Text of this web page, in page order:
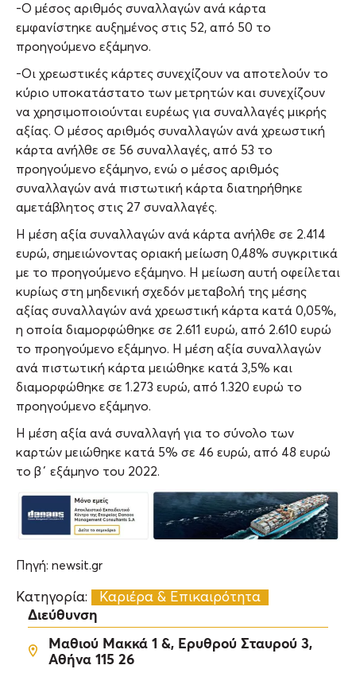
-Ο μέσος αριθμός συναλλαγών ανά κάρτα
εμφανίστηκε αυξημένος στις 52, από 50 το
προηγούμενο εξάμηνο.
-Οι χρεωστικές κάρτες συνεχίζουν να αποτελούν το
κύριο υποκατάστατο των μετρητών και συνεχίζουν
να χρησιμοποιούνται ευρέως για συναλλαγές μικρής
αξίας. Ο μέσος αριθμός συναλλαγών ανά χρεωστική
κάρτα ανήλθε σε 56 συναλλαγές, από 53 το
προηγούμενο εξάμηνο, ενώ ο μέσος αριθμός
συναλλαγών ανά πιστωτική κάρτα διατηρήθηκε
αμετάβλητος στις 27 συναλλαγές.
Η μέση αξία συναλλαγών ανά κάρτα ανήλθε σε 2.414
ευρώ, σημειώνοντας οριακή μείωση 0,48% συγκριτικά
με το προηγούμενο εξάμηνο. Η μείωση αυτή οφείλεται
κυρίως στη μηδενική σχεδόν μεταβολή της μέσης
αξίας συναλλαγών ανά χρεωστική κάρτα κατά 0,05%,
η οποία διαμορφώθηκε σε 2.611 ευρώ, από 2.610 ευρώ
το προηγούμενο εξάμηνο. Η μέση αξία συναλλαγών
ανά πιστωτική κάρτα μειώθηκε κατά 3,5% και
διαμορφώθηκε σε 1.273 ευρώ, από 1.320 ευρώ το
προηγούμενο εξάμηνο.
Η μέση αξία ανά συναλλαγή για το σύνολο των
καρτών μειώθηκε κατά 5% σε 46 ευρώ, από 48 ευρώ
το β΄ εξάμηνο του 2022.
Πηγή: newsit.gr
Κατηγορία: Καριέρα & Επικαιρότητα
Διεύθυνση
Μαθιού Μακκά 1 &, Ερυθρού Σταυρού 3,
Αθήνα 115 26